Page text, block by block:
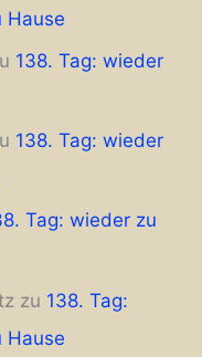
Hause
138. Tag: wieder
138. Tag: wieder
Tag: wieder zu
zu 138. Tag:
Hause